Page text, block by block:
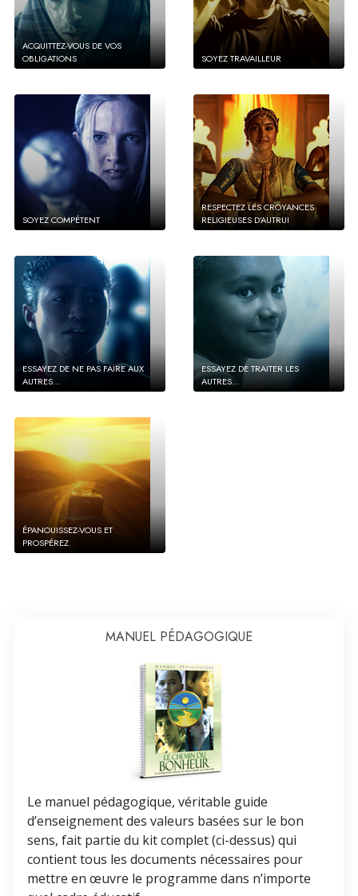
ACQUITTEZ-VOUS DE VOS
OBLIGATIONS
SOYEZ TRAVAILLEUR
SOYEZ COMPÉTENT
RESPECTEZ LES CROYANCES
RELIGIEUSES D’AUTRUI
ESSAYEZ DE NE PAS FAIRE AUX
AUTRES…
ESSAYEZ DE TRAITER LES
AUTRES...
ÉPANOUISSEZ-VOUS ET
PROSPÉREZ
MANUEL PÉDAGOGIQUE
Le manuel pédagogique, véritable guide
d’enseignement des valeurs basées sur le bon
sens, fait partie du kit complet (ci-dessus) qui
contient tous les documents nécessaires pour
mettre en œuvre le programme dans n’importe